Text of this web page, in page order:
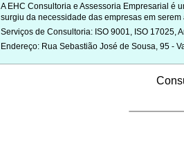
A EHC Consultoria e Assessoria Empresarial é
surgiu da necessidade das empresas em
Serviços de Consultoria: ISO 9001, ISO 17025,
Endereço: Rua Sebastião José de Sousa, 95 -